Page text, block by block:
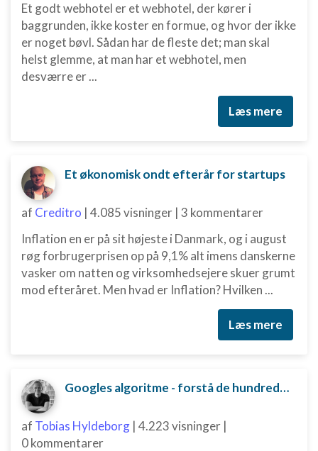
Et godt webhotel er et webhotel, der kører i
baggrunden, ikke koster en formue, og hvor der ikke
er noget bøvl. Sådan har de fleste det; man skal
helst glemme, at man har et webhotel, men
desværre er ...
Læs mere
Et økonomisk ondt efterår for startups
af Creditro | 4.085 visninger | 3 kommentarer
Inflation en er på sit højeste i Danmark, og i august
røg forbrugerprisen op på 9,1% alt imens danskerne
vasker om natten og virksomhedsejere skuer grumt
mod efteråret. Men hvad er Inflation? Hvilken ...
Læs mere
Googles algoritme - forstå de hundredvis af parametre bag
af Tobias Hyldeborg | 4.223 visninger |
0 kommentarer